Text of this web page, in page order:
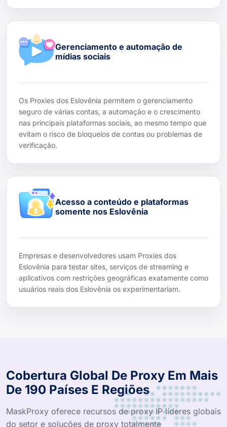
Gerenciamento e automação de
mídias sociais
Os Proxies dos Eslovênia permitem o gerenciamento
seguro de várias contas, a automação e o crescimento
nas principais plataformas sociais, ao mesmo tempo que
evitam o risco de bloqueios de contas ou problemas de
verificação.
Acesso a conteúdo e plataformas
somente nos Eslovênia
Empresas e desenvolvedores usam Proxies dos
Eslovênia para testar sites, serviços de streaming e
aplicativos com restrições geográficas exatamente como
usuários reais dos Eslovênia os experimentariam.
Cobertura Global De Proxy Em Mais
De 190 Países E Regiões
MaskProxy oferece recursos de proxy IP líderes globais
do setor e soluções de proxy totalmente